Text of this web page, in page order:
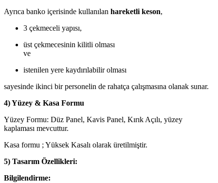
Ayrıca banko içerisinde kullanılan hareketli keson,
3 çekmeceli yapısı,
üst çekmecesinin kilitli olması
ve
istenilen yere kaydırılabilir olması
sayesinde ikinci bir personelin de rahatça çalışmasına olanak sunar.
4) Yüzey & Kasa Formu
Yüzey Formu: Düz Panel, Kavis Panel, Kırık Açılı, yüzey
kaplaması mevcuttur.
Kasa formu ; Yüksek Kasalı olarak üretilmiştir.
5) Tasarım Özellikleri:
Bilgilendirme: